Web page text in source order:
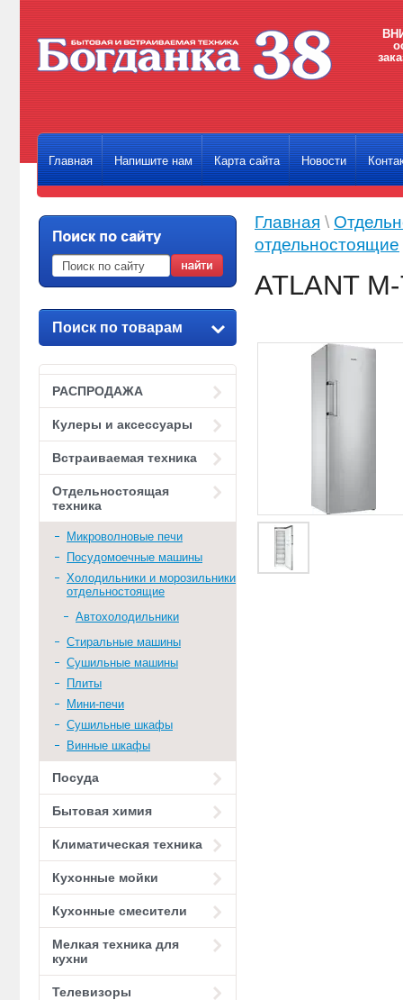
Главная Напишите нам Карта сайта Новости
Поиск по товарам
РАСПРОДАЖА
Кулеры и аксессуары
Встраиваемая техника
Отдельностоящая
техника
Микроволновые печи
Посудомоечные машины
Холодильники и морозильники
отдельностоящие
Автохолодильники
Стиральные машины
Сушильные машины
Плиты
Мини-печи
Сушильные шкафы
Винные шкафы
Посуда
Бытовая химия
Климатическая техника
Кухонные мойки
Кухонные смесители
Мелкая техника для
кухни
Телевизоры
Главная \
отдельностоящие
ATLANT